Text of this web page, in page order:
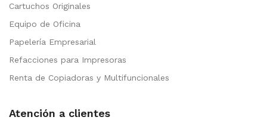
Cartuchos Originales
Equipo de Oficina
Papelería Empresarial
Refacciones para Impresoras
Renta de Copiadoras y Multifuncionales
Atención a clientes